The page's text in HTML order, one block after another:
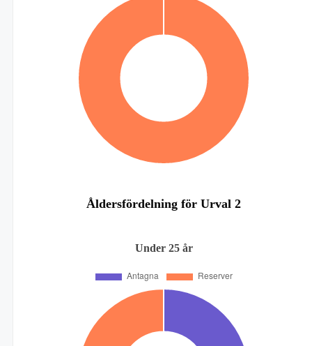
Åldersfördelning för Urval 2
Under 25 år